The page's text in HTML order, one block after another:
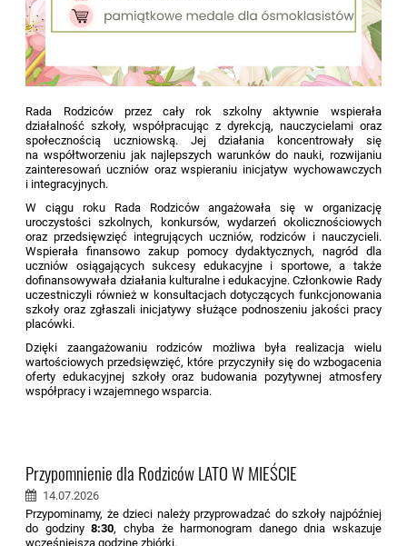
Rada Rodziców przez cały rok szkolny aktywnie wspierała
działalność szkoły, współpracując z dyrekcją, nauczycielami oraz
społecznością uczniowską. Jej działania koncentrowały się
na współtworzeniu jak najlepszych warunków do nauki, rozwijaniu
zainteresowań uczniów oraz wspieraniu inicjatyw wychowawczych
i integracyjnych.
W ciągu roku Rada Rodziców angażowała się w organizację
uroczystości szkolnych, konkursów, wydarzeń okolicznościowych
oraz przedsięwzięć integrujących uczniów, rodziców i nauczycieli.
Wspierała finansowo zakup pomocy dydaktycznych, nagród dla
uczniów osiągających sukcesy edukacyjne i sportowe, a także
dofinansowywała działania kulturalne i edukacyjne. Członkowie Rady
uczestniczyli również w konsultacjach dotyczących funkcjonowania
szkoły oraz zgłaszali inicjatywy służące podnoszeniu jakości pracy
placówki.
Dzięki zaangażowaniu rodziców możliwa była realizacja wielu
wartościowych przedsięwzięć, które przyczyniły się do wzbogacenia
oferty edukacyjnej szkoły oraz budowania pozytywnej atmosfery
współpracy i wzajemnego wsparcia.
Przypomnienie dla Rodziców LATO W MIEŚCIE
14.07.2026
Przypominamy, że dzieci należy przyprowadzać do szkoły najpóźniej
do godziny8:30, chyba że harmonogram danego dnia wskazuje
wcześniejszą godzinę zbiórki.